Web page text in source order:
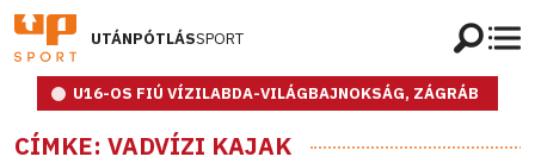
UTÁNPÓTLÁSSPORT
U16-OS FIÚ VÍZILABDA-VILÁGBAJNOKSÁG, ZÁGRÁB
CÍMKE: VADVÍZI KAJAK